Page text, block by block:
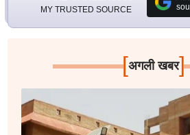
MY TRUSTED SOURCE
[अगली खबर]